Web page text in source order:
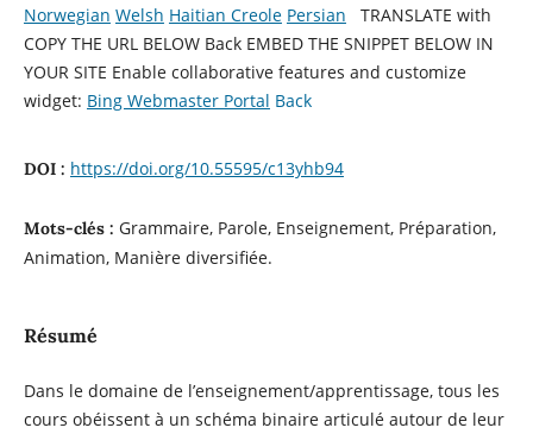
Norwegian Welsh Haitian Creole Persian
TRANSLATE with
COPY THE URL BELOW Back EMBED THE SNIPPET BELOW IN
YOUR SITE Enable collaborative features and customize
widget: Bing Webmaster Portal Back
DOI : https://doi.org/10.55595/c13yhb94
Mots-clés : Grammaire, Parole, Enseignement, Préparation,
Animation, Manière diversifiée.
Résumé
Dans le domaine de l’enseignement/apprentissage, tous les
cours obéissent à un schéma binaire articulé autour de leur